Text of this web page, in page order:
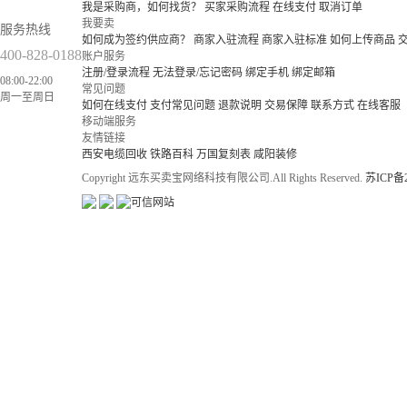
服务热线
400-828-0188
08:00-22:00
周一至周日
我是采购商，如何找货？
买家采购流程 在线支付 取消订单
我要卖
如何成为签约供应商？
商家入驻流程 商家入驻标准 如何上传商品
账户服务
注册/登录流程 无法登录/忘记密码 绑定手机 绑定邮箱
常见问题
如何在线支付 支付常见问题 退款说明 交易保障 联系方式 在线客服
移动端服务
友情链接
西安电缆回收 铁路百科 万国复刻表 咸阳装修
Copyright 远东买卖宝网络科技有限公司.All Rights Reserved. 苏ICP备